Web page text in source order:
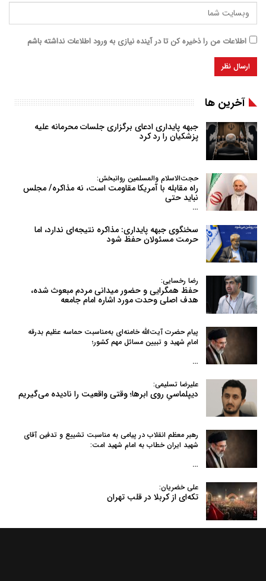
اطلاعات من را ذخیره کن تا در آینده نیازی به ورود اطلاعات نداشته باشم
آخرین ها
جبهه پایداری ادعای برگزاری جلسات محرمانه علیه
پزشکیان را رد کرد
حجت‌الاسلام والمسلمین روانبخش:
راه مقابله با آمریکا مقاومت است، نه مذاکره/ مجلس
نباید حتی
…
سخنگوی جبهه پایداری: مذاکره نتیجه‌ای ندارد، اما
حرمت مسئولان حفظ شود
رضا رخسایی:
حفظ همگرایی و حضور میدانی مردم مبعوث شده،
هدف اصلی وحدت مورد اشاره امام جامعه
پیام حضرت آیت‌الله خامنه‌ای به‌مناسبت حماسه عظیم بدرقه
امام شهید و تبیین مسائل مهم کشور؛
…
علیرضا تسلیمی:
دیپلماسیِ روی ابرها؛ وقتی واقعیت را نادیده می‌گیریم
رهبر معظم انقلاب در پیامی به‌ مناسبت تشییع و تدفین آقای
شهید ایران خطاب به امام شهید امت:
…
علی خضریان:
تکه‌ای از کربلا در قلب تهران